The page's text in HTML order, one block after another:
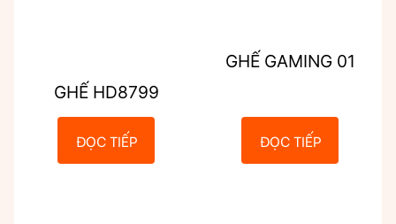
GHẾ HD8799
ĐỌC TIẾP
GHẾ GAMING 01
ĐỌC TIẾP